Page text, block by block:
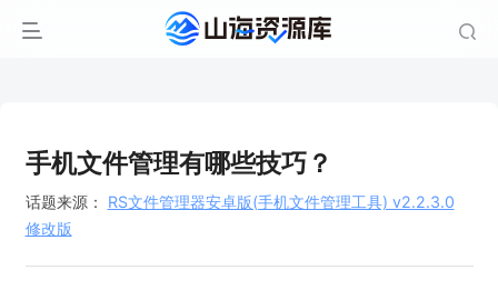
手机文件管理有哪些技巧？
话题来源： RS文件管理器安卓版(手机文件管理工具) v2.2.3.0
修改版